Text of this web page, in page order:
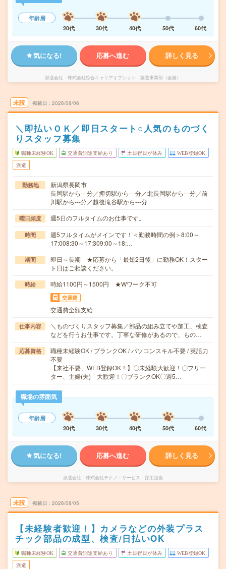
年齢層
20代
30代 40代 50代 60代
気になる! 応募へ進む 詳しく見る
派遣会社 株式会社綜合キャリアオプション 製造事業部（全国）
未読 掲載日 2026/08/06
＼即払いＯＫ／即日スタート○人気のものづく
りスタッフ募集
職種未経験OK 交通費別途支給あり 土日祝日が休み WEB登録OK
派遣
勤務地
新潟県長岡市
長岡駅から---分／押切駅から---分／北長岡駅から---分／前
川駅から---分／越後滝谷駅から---分
曜日頻度 週5日のフルタイムのお仕事です。
時間
週5フルタイムがメインです！＜勤務時間の例＞8:00～
17:008:30～17:309:00～18:…
期間
即日～長期 ★応募から「最短2日後」に勤務OK！スター
ト日はご相談ください。
時給 時給1100円～1500円 ★Wワーク不可
交通費
交通費全額支給
仕事内容
＼ものづくりスタッフ募集／部品の組み立てや加工、検査
などを行うお仕事です。丁寧な研修があるので、もの…
応募資格
職種未経験OK / ブランクOK / パソコンスキル不要 / 英語力
不要
【来社不要、WEB登録OK！】〇未経験大歓迎！〇フリー
ター、主婦(夫) 大歓迎！〇ブランクOK〇週5…
職場の雰囲気
年齢層
20代
30代 40代 50代 60代
気になる! 応募へ進む 詳しく見る
派遣会社 株式会社テクノ・サービス 採用担当
未読 掲載日 2026/08/05
【未経験者歓迎！】カメラなどの外装プラス
チック部品の成型、検査/日払いOK
職種未経験OK 交通費別途支給あり 土日祝日が休み WEB登録OK
派遣